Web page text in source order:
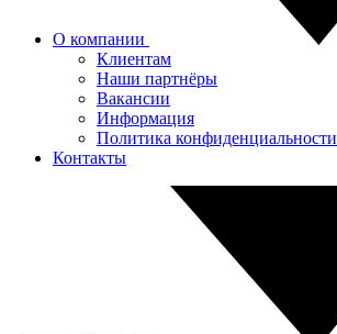
О компании
Клиентам
Наши партнёры
Вакансии
Информация
Политика конфиденциальности
Контакты